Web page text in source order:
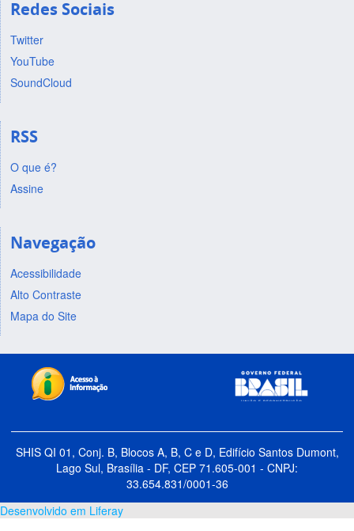
Redes Sociais
Twitter
YouTube
SoundCloud
RSS
O que é?
Assine
Navegação
Acessibilidade
Alto Contraste
Mapa do Site
SHIS QI 01, Conj. B, Blocos A, B, C e D, Edifício Santos Dumont,
Lago Sul, Brasília - DF, CEP 71.605-001 - CNPJ:
33.654.831/0001-36
Desenvolvido em Liferay